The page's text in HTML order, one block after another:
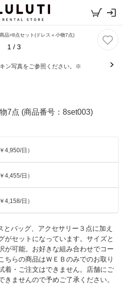
品>8点セット(ドレス＋小物7点)
1 / 3
ン写真をご参照ください。※
7点 (商品番号：8set003)
￥4,950/日）
￥4,455/日）
￥4,158/日）
とバッグ、アクセサリー３点に加え
がセットになっています。サイズと
が可能。お好きな組み合わせでコー
らの商品はＷＥＢのみでのお取り
着・ご注文はできません。店舗にご
ませんので予めご了承ください。